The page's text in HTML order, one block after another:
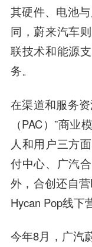
其硬件、电池
同，蔚来汽车
联技术和能源
务。
在渠道和服务
（PAC）”商
人和用户三方
付中心、广汽
外，合创还自
Hycan Pop线下
今年8月，广汽